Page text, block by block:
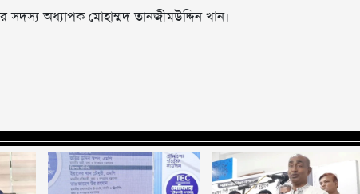
অধ্যাপক মোহাম্মদ তানজীমউদ্দিন খান।